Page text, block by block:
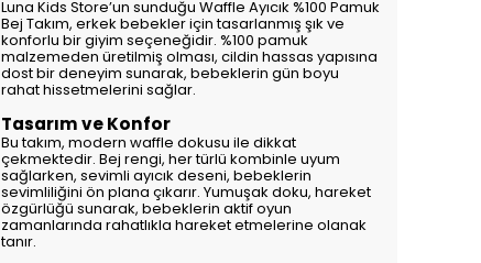
Luna Kids Store’un sunduğu Waffle Ayıcık %100 Pamuk
Bej Takım, erkek bebekler için tasarlanmış şık ve
konforlu bir giyim seçeneğidir. %100 pamuk
malzemeden üretilmiş olması, cildin hassas yapısına
dost bir deneyim sunarak, bebeklerin gün boyu
rahat hissetmelerini sağlar.
Tasarım ve Konfor
Bu takım, modern waffle dokusu ile dikkat
çekmektedir. Bej rengi, her türlü kombinle uyum
sağlarken, sevimli ayıcık deseni, bebeklerin
sevimliliğini ön plana çıkarır. Yumuşak doku, hareket
özgürlüğü sunarak, bebeklerin aktif oyun
zamanlarında rahatlıkla hareket etmelerine olanak
tanır.